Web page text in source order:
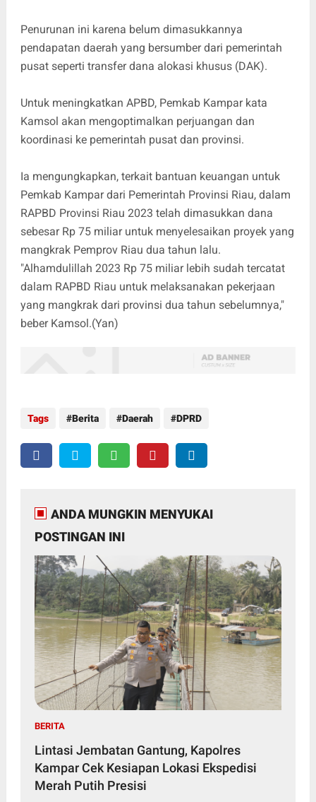
Penurunan ini karena belum dimasukkannya
pendapatan daerah yang bersumber dari pemerintah
pusat seperti transfer dana alokasi khusus (DAK).
Untuk meningkatkan APBD, Pemkab Kampar kata
Kamsol akan mengoptimalkan perjuangan dan
koordinasi ke pemerintah pusat dan provinsi.
Ia mengungkapkan, terkait bantuan keuangan untuk
Pemkab Kampar dari Pemerintah Provinsi Riau, dalam
RAPBD Provinsi Riau 2023 telah dimasukkan dana
sebesar Rp 75 miliar untuk menyelesaikan proyek yang
mangkrak Pemprov Riau dua tahun lalu.
"Alhamdulillah 2023 Rp 75 miliar lebih sudah tercatat
dalam RAPBD Riau untuk melaksanakan pekerjaan
yang mangkrak dari provinsi dua tahun sebelumnya,"
beber Kamsol.(Yan)
Tags Berita Daerah DPRD
ANDA MUNGKIN MENYUKAI
POSTINGAN INI
BERITA
Lintasi Jembatan Gantung, Kapolres
Kampar Cek Kesiapan Lokasi Ekspedisi
Merah Putih Presisi